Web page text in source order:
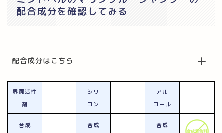
配合成分を確認してみる
配合成分はこちら
界面活性
剤
シリ
コン
アル
コール
合成
合成
合成